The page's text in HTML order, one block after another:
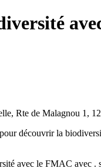
Rte de Malagnou 1,
découvrir la